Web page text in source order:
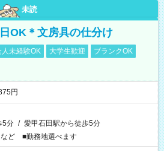
未読
OK＊文房具の仕分け
人未経験OK 大学生歓迎
ブランクOK
円
5分 / 愛甲石田駅から徒歩5分
など ■勤務地選べます